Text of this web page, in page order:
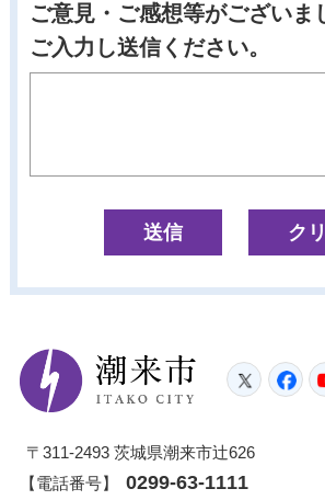
ご意見・ご感想等がございま
ご入力し送信ください。
潮来市
〒311-2493 茨城県潮来市辻626
【電話番号】
0299-63-1111